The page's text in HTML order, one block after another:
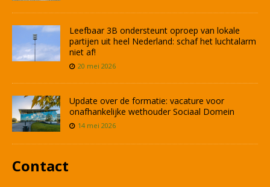
Leefbaar 3B ondersteunt oproep van lokale
partijen uit heel Nederland: schaf het luchtalarm
niet af!
20 mei 2026
Update over de formatie: vacature voor
onafhankelijke wethouder Sociaal Domein
14 mei 2026
Contact